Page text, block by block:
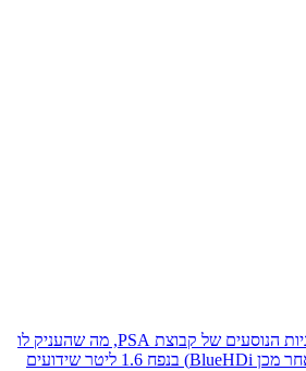
הדור השני של הפרטנר (2008-2018), המוכר גם כאח התאום של סיטרואן ברלינגו, היווה קפיצת מדרגה משמעותית לעומת הדור הראשון והאייקוני. הוא התבסס על פלטפורמת מכוניות הנוסעים של קבוצת PSA, מה שהעניק לו
מידות גדולות משמעותית, תא נוסעים מרווח יותר והתנהגות כביש מעודנת שקרובה יותר לרכב פרטי מאשר למסחרית קלה. בישראל הוא שווק בעיקר עם מנועי טורבו-דיזל (HDi ולאחר מכן BlueHDi) בנפח 1.6 ליטר שידועים